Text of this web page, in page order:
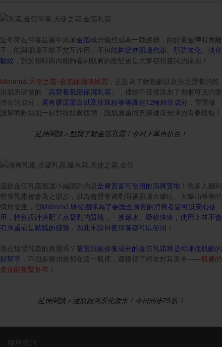
近年來在保養品當中添加金箔成分儼然成為一種趨勢，由於黃金帶有負離
子，能與肌膚正離子交互作用，不但能夠促進肌膚代謝、預防老化、淡化
皺紋
，對於短時間內能夠看到肌膚的改變更是大家都想嘗試的原因！
Mdmmd.天使之霜-金箔保濕淡紋霜 ，正是為了輕熟齡以及缺乏營養的乾
損肌所研發的「 高營養緊緻保濕乳霜 」，裡頭不僅僅添加了肉眼可見的豐
沛金箔成分， 還有膠原蛋白以及珍珠粉等等高達12種精華成分 ，重重修
護幫助乾損肌一起對抗肌膚疲態，讓肌膚重回充滿健康光澤的青春樣貌！
延伸閱讀＞點我了解金箔乳霜！今日下單再折百！
這款金箔乳霜最讓小編讚許的是全膚質皆可使用的清爽質地 ！很多人聽到
營養乳霜都會為之卻步，以為會營養過剩而讓肌膚大爆痘、大爆油等等的
情形發生，但Mdmmd.研發團隊為了要讓全膚質的消費者皆可以安心使
用，特別設計搭配了水凝乳的質地，一擦爆水、吸收快速，使用上並不會
有厚重或是粘膩的感覺，因此不論日夜保養都可以使用 ！
還在煩惱乳霜的挑選嗎？ 嚴選頂級保養成分的金箔乳霜將是你凍住肌齡的
好幫手 ，不但多種功效都在這一瓶裡，還獲得了網友封其美名——肌膚的
黃金能量緊身衣 ！
延伸閱讀＞油肌銀河系化妝水！今日同步75折！
服務資訊